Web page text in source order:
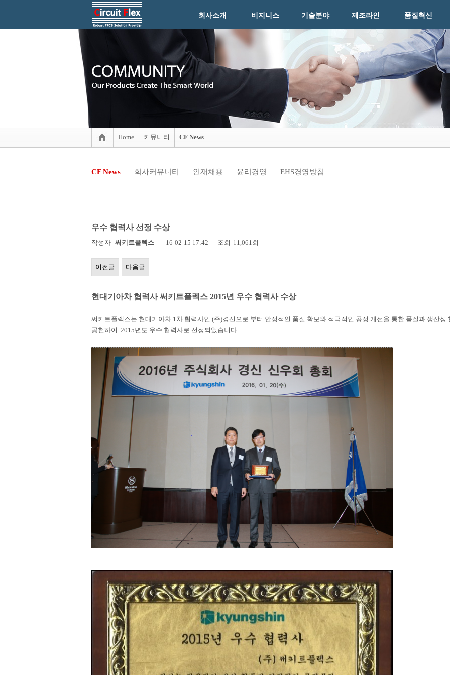
회사소개 비지니스 기술분야 제조라인 품질혁신
Home 커뮤니티 CF News
CF News 회사커뮤니티 인재채용 윤리경영 EHS경영방침
우수 협력사 선정 수상
작성자 써키트플렉스 16-02-15 17:42 조회 11,061회
이전글 다음글
현대기아차 협력사 써키트플렉스 2015년 우수 협력사 수상
써키트플렉스는 현대기아차 1차 협력사인 (주)경신으로 부터 안정적인 품질 확보와 적극적인 공정 개선을 통한 품질과 생산성
공헌하여 2015년도 우수 협력사로 선정되었습니다.